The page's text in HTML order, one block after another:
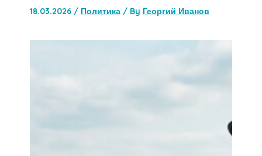
18.03.2026 / Политика/ By Георгий Иванов